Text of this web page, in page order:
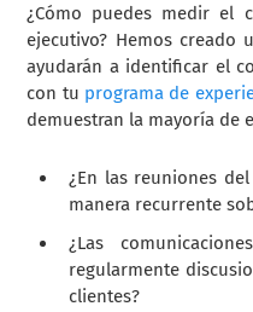
¿Cómo puedes medir el
ejecutivo? Hemos creado
ayudarán a identificar el
con tu programa de
demuestran la mayoría de
¿En las reuniones
manera recurrente
¿Las
regularmente
clientes?